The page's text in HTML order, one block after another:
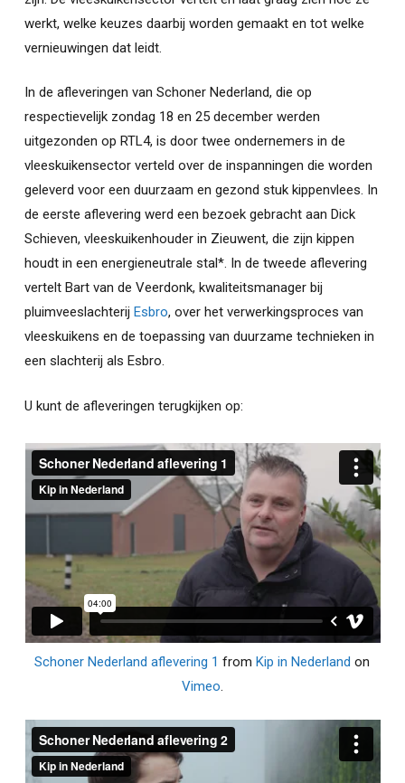
werkt, welke keuzes daarbij worden gemaakt en tot welke
vernieuwingen dat leidt.
In de afleveringen van Schoner Nederland, die op
respectievelijk zondag 18 en 25 december werden
uitgezonden op RTL4, is door twee ondernemers in de
vleeskuikensector verteld over de inspanningen die worden
geleverd voor een duurzaam en gezond stuk kippenvlees. In
de eerste aflevering werd een bezoek gebracht aan Dick
Schieven, vleeskuikenhouder in Zieuwent, die zijn kippen
houdt in een energieneutrale stal*. In de tweede aflevering
vertelt Bart van de Veerdonk, kwaliteitsmanager bij
pluimveeslachterij Esbro, over het verwerkingsproces van
vleeskuikens en de toepassing van duurzame technieken in
een slachterij als Esbro.
U kunt de afleveringen terugkijken op:
Schoner Nederland aflevering 1 fromKip in Nederland on
Vimeo.